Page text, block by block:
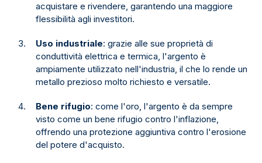
acquistare e rivendere, garantendo una maggiore
flessibilità agli investitori.
Uso industriale: grazie alle sue proprietà di
conduttività elettrica e termica, l'argento è
ampiamente utilizzato nell'industria, il che lo rende un
metallo prezioso molto richiesto e versatile.
Bene rifugio: come l'oro, l'argento è da sempre
visto come un bene rifugio contro l'inflazione,
offrendo una protezione aggiuntiva contro l'erosione
del potere d'acquisto.